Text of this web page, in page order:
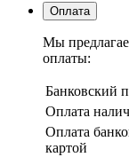
Оплата
Мы
оплаты:
Банковский
Оплата
Оплата
картой